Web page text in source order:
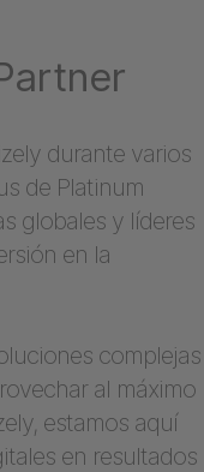
durante varios
de Platinum
globales y líderes
en la
complejas
al máximo
estamos aquí
en resultados